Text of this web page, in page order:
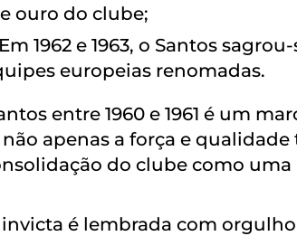
ouro do clube;
Em 1962 e 1963, o Santos
europeias renomadas.
entre 1960 e 1961 é um
apenas a força e
do clube como
é lembrada com